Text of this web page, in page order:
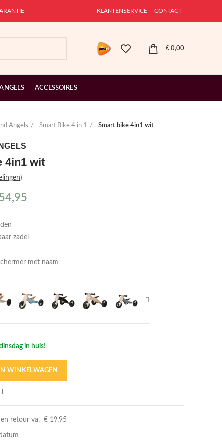
KLANTENSERVICE CONTACT
€ 0,00
ACCESSOIRES
Noud is 1 jaar oud en 70 cm lang
Angels Smart Bike 4 in 1 Smart bike 4in1 wit
4in1 wit
)
zadel
met naam
in huis!
WINKELWAGEN
retour va. € 19,95